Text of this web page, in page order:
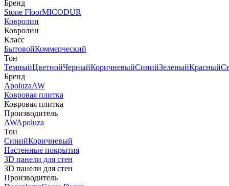
Бренд
Stone FloorMICODUR
Ковролин
Ковролин
Класс
БытовойКоммерческий
Тон
ТемныйЦветнойЧерныйКоричневыйСинийЗеленыйКрасный
Бренд
ApoluzaAW
Ковровая плитка
Ковровая плитка
Производитель
AWApoluza
Тон
СинийКоричневый
Настенные покрытия
3D панели для стен
3D панели для стен
Производитель